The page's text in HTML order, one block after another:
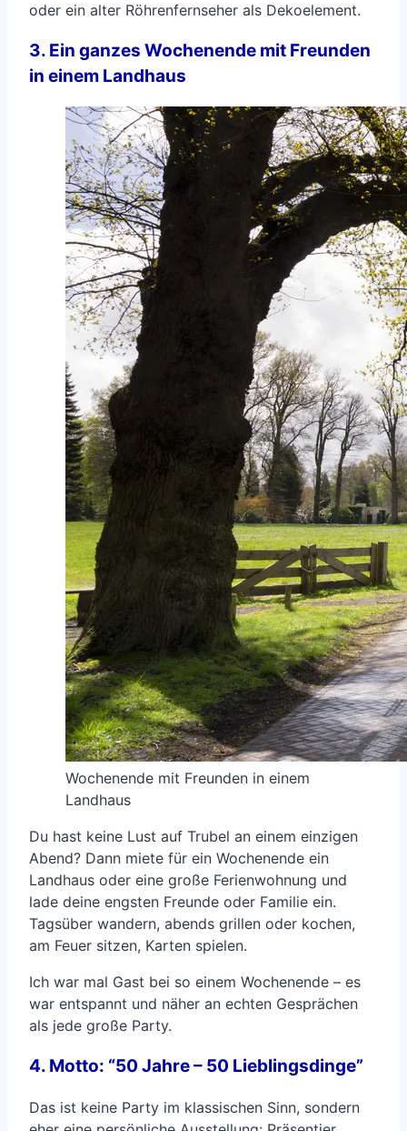
oder ein alter Röhrenfernseher als Dekoelement.
3. Ein ganzes Wochenende mit Freunden
in einem Landhaus
Wochenende mit Freunden in einem
Landhaus
Du hast keine Lust auf Trubel an einem einzigen
Abend? Dann miete für ein Wochenende ein
Landhaus oder eine große Ferienwohnung und
lade deine engsten Freunde oder Familie ein.
Tagsüber wandern, abends grillen oder kochen,
am Feuer sitzen, Karten spielen.
Ich war mal Gast bei so einem Wochenende – es
war entspannt und näher an echten Gesprächen
als jede große Party.
4. Motto: “50 Jahre – 50 Lieblingsdinge”
Das ist keine Party im klassischen Sinn, sondern